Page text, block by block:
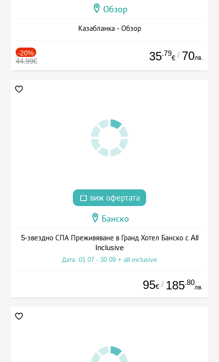
Обзор
Казабланка - Обзор
-20%
44.99€ 35.79
€ / 70лв.
виж офертата
Банско
5-звездно СПА Преживяване в Гранд Хотел Банско с All
Inclusive
Дата: 01.07 - 30.09 + all inclusive
95€ / 185.80
лв.